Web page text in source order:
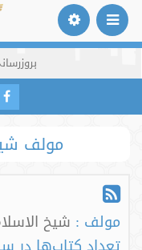
بروزرسانی
مولف
مولف : شیخ